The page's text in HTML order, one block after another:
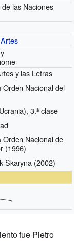
las Naciones
y
y las Letras
Nacional del
3.ª clase
Nacional de
(1996)
Skaryna (2002)
fue Pietro